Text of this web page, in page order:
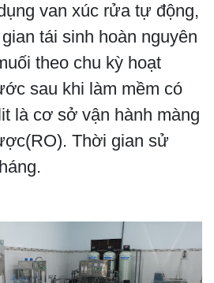
van xúc rửa tự động,
tái sinh hoàn nguyên
theo chu kỳ hoạt
sau khi làm mềm có
là cơ sở vận hành màng
Thời gian sử